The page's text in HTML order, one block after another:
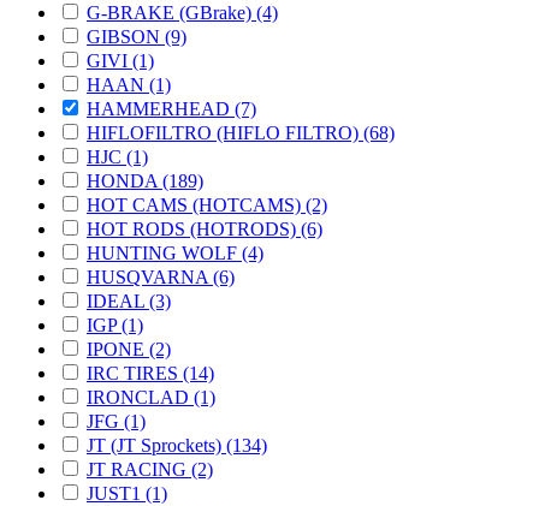
G-BRAKE (GBrake) (4)
GIBSON (9)
GIVI (1)
HAAN (1)
HAMMERHEAD (7)
HIFLOFILTRO (HIFLO FILTRO) (68)
HJC (1)
HONDA (189)
HOT CAMS (HOTCAMS) (2)
HOT RODS (HOTRODS) (6)
HUNTING WOLF (4)
HUSQVARNA (6)
IDEAL (3)
IGP (1)
IPONE (2)
IRC TIRES (14)
IRONCLAD (1)
JFG (1)
JT (JT Sprockets) (134)
JT RACING (2)
JUST1 (1)